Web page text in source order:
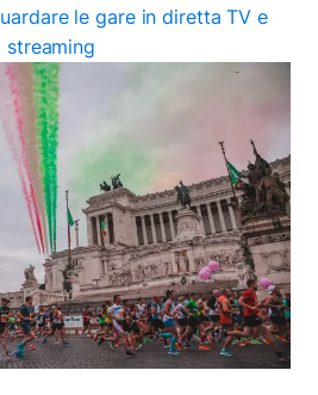
le gare in diretta TV e
streaming